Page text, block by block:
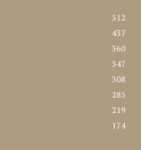
512
437
360
347
308
285
219
174